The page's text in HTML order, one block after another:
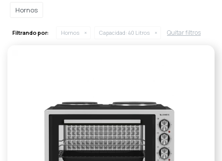
Hornos
Filtrando por: Hornos Capacidad: 40 Litros Quitar filtros